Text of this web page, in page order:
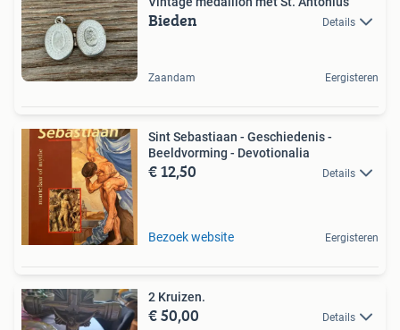
Bieden Details
Zaandam Eergisteren
Sint Sebastiaan - Geschiedenis -
Beeldvorming - Devotionalia
€ 12,50 Details
Bezoek website Eergisteren
2 Kruizen.
€ 50,00 Details